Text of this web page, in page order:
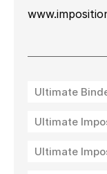
Ultimate
Ultimate
Ultimate